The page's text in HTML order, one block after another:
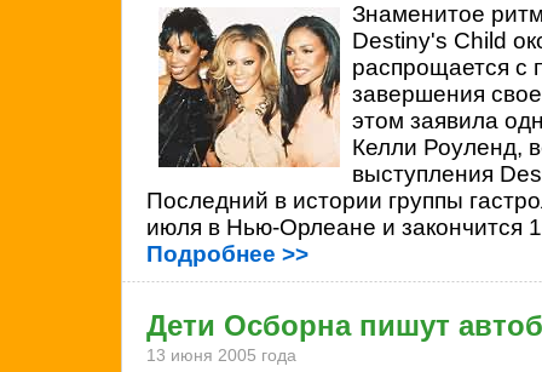
Знаменитое
Destiny's Child
распрощается с
завершения
этом заявила
Келли Роуленд,
выступления
Последний в истории группы
июля в Нью-Орлеане и закончится
Подробнее >>
Дети Осборна пишут
13 июня 2005 года